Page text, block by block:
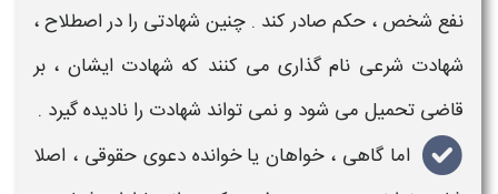
نفع شخص ، حکم صادر کند . چنین شهادتی را در اصطلاح ،
شهادت شرعی نام گذاری می کنند که شهادتایشان ، بر
قاضی تحمیل می شود و نمی تواند شهادت را نادیده گیرد .
اما گاهی ، خواهان یا خوانده دعوی حقوقی ، اصلا